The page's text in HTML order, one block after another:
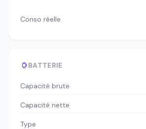
Conso réelle
BATTERIE
Capacité brute
Capacité nette
Type